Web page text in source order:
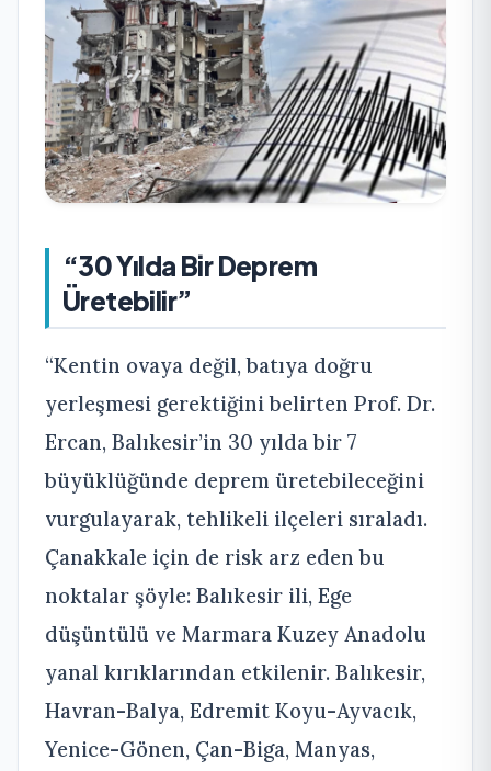
“30 Yılda Bir Deprem
Üretebilir”
“Kentin ovaya değil, batıya doğru
yerleşmesi gerektiğini belirten Prof. Dr.
Ercan, Balıkesir’in 30 yılda bir 7
büyüklüğünde deprem üretebileceğini
vurgulayarak, tehlikeli ilçeleri sıraladı.
Çanakkale için de risk arz eden bu
noktalar şöyle: Balıkesir ili, Ege
düşüntülü ve Marmara Kuzey Anadolu
yanal kırıklarından etkilenir. Balıkesir,
Havran-Balya, Edremit Koyu-Ayvacık,
Yenice-Gönen, Çan-Biga, Manyas,